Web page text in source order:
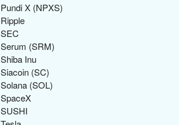
Pundi X (NPXS)
Ripple
SEC
Serum (SRM)
Shiba Inu
Siacoin (SC)
Solana (SOL)
SpaceX
SUSHI